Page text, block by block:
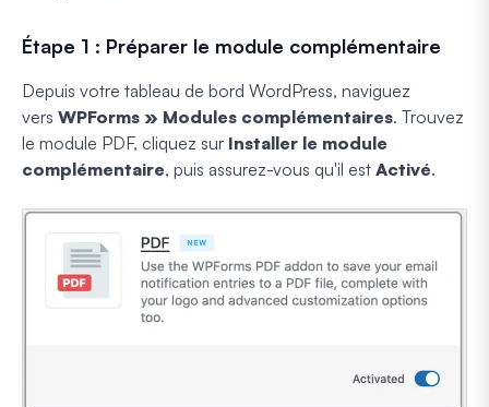
Étape 1 : Préparer le module complémentaire
Depuis votre tableau de bord WordPress, naviguez
vers WPForms » Modules complémentaires. Trouvez
le module PDF, cliquez sur Installer le module
complémentaire, puis assurez-vous qu'il est Activé.